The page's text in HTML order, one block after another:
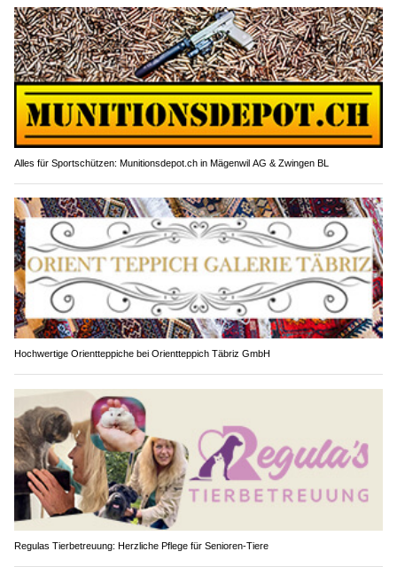
Alles für Sportschützen: Munitionsdepot.ch in Mägenwil AG & Zwingen BL
Hochwertige Orientteppiche bei Orientteppich Täbriz GmbH
Regulas Tierbetreuung: Herzliche Pflege für Senioren-Tiere